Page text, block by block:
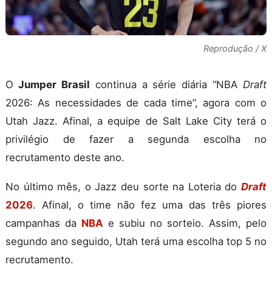
Reprodução / X
O Jumper Brasil continua a série diária “NBA Draft
2026: As necessidades de cada time”, agora com o
Utah Jazz. Afinal, a equipe de Salt Lake City terá o
privilégio de fazer a segunda escolha no
recrutamento deste ano.
No último mês, o Jazz deu sorte na Loteria do Draft
2026. Afinal, o time não fez uma das três piores
campanhas da NBA e subiu no sorteio. Assim, pelo
segundo ano seguido, Utah terá uma escolha top 5 no
recrutamento.